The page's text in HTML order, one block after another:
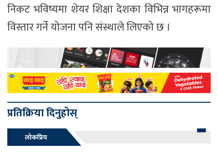
निकट भविष्यमा शेयर शिक्षा देशका विभिन्न भागहरूमा
विस्तार गर्ने योजना पनि संस्थाले लिएको छ ।
प्रतिक्रिया दिनुहोस्
लोकप्रिय